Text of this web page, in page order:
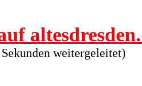
weitergeleitet)